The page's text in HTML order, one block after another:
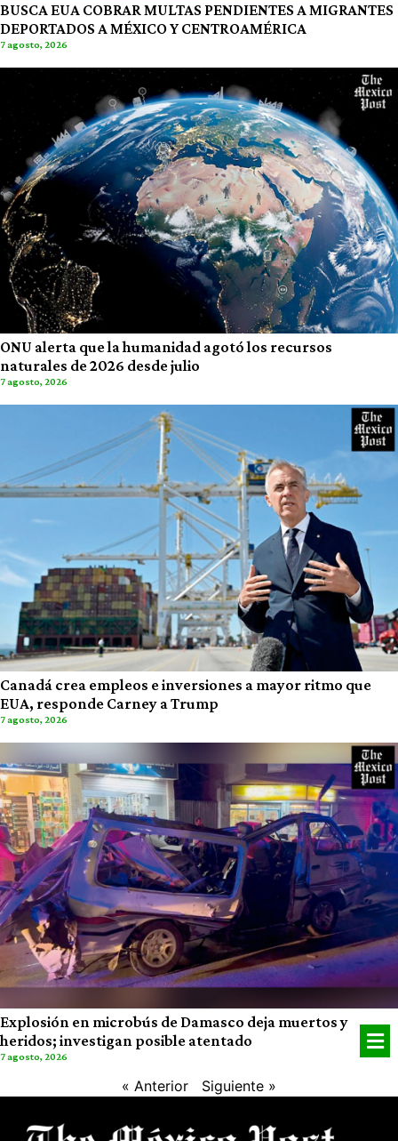
BUSCA EUA COBRAR MULTAS PENDIENTES A MIGRANTES
DEPORTADOS A MÉXICO Y CENTROAMÉRICA
7 agosto, 2026
ONU alerta que la humanidad agotó los recursos
naturales de 2026 desde julio
7 agosto, 2026
Canadá crea empleos e inversiones a mayor ritmo que
EUA, responde Carney a Trump
7 agosto, 2026
Explosión en microbús de Damasco deja muertos y
heridos; investigan posible atentado
7 agosto, 2026
« Anterior Siguiente »